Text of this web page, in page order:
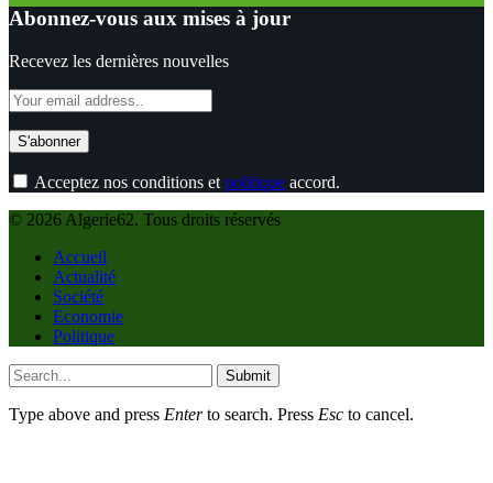
Abonnez-vous aux mises à jour
Recevez les dernières nouvelles
Acceptez nos conditions et politique accord.
© 2026 Algerie62. Tous droits réservés
Accueil
Actualité
Société
Economie
Politique
Submit
Type above and press Enterto search. Press Esc to cancel.